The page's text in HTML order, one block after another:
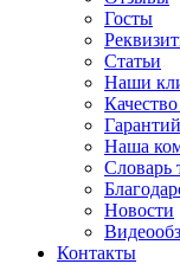
Госты
Статьи
Наши
Наша
Словарь
Новости
Контакты